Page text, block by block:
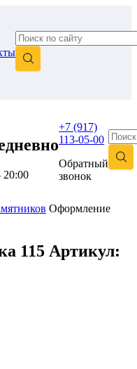
20:00
+7 (917)
113-05-00
Обратный
звонок
Оформление
115 Артикул: